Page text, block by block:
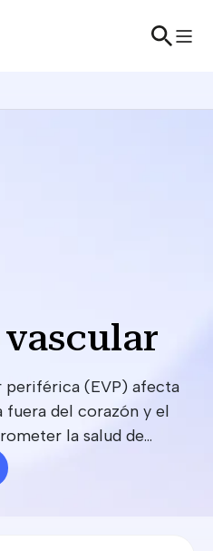
periférica (EVP) afecta
fuera del corazón y el
la salud de
brazos y otros